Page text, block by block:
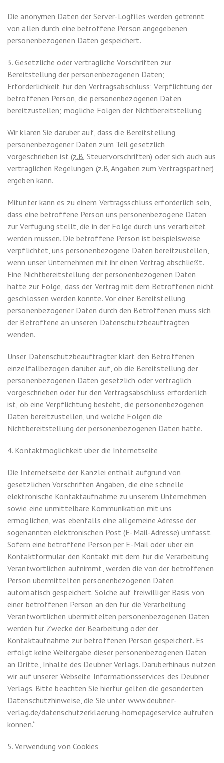
Die anonymen Daten der Server-Logfiles werden getrennt
von allen durch eine betroffene Person angegebenen
personenbezogenen Daten gespeichert.
3. Gesetzliche oder vertragliche Vorschriften zur
Bereitstellung der personenbezogenen Daten;
Erforderlichkeit für den Vertragsabschluss; Verpflichtung der
betroffenen Person, die personenbezogenen Daten
bereitzustellen; mögliche Folgen der Nichtbereitstellung
Wir klären Sie darüber auf, dass die Bereitstellung
personenbezogener Daten zum Teil gesetzlich
vorgeschrieben ist (z.B. Steuervorschriften) oder sich auch aus
vertraglichen Regelungen (z.B.Angaben zum Vertragspartner)
ergeben kann.
Mitunter kann es zu einem Vertragsschluss erforderlich sein,
dass eine betroffene Person uns personenbezogene Daten
zur Verfügung stellt, die in der Folge durch uns verarbeitet
werden müssen. Die betroffene Person ist beispielsweise
verpflichtet, uns personenbezogene Daten bereitzustellen,
wenn unser Unternehmen mit ihr einen Vertrag abschließt.
Eine Nichtbereitstellung der personenbezogenen Daten
hätte zur Folge, dass der Vertrag mit dem Betroffenen nicht
geschlossen werden könnte. Vor einer Bereitstellung
personenbezogener Daten durch den Betroffenen muss sich
der Betroffene an unseren Datenschutzbeauftragten
wenden.
Unser Datenschutzbeauftragter klärt den Betroffenen
einzelfallbezogen darüber auf, ob die Bereitstellung der
personenbezogenen Daten gesetzlich oder vertraglich
vorgeschrieben oder für den Vertragsabschluss erforderlich
ist, ob eine Verpflichtung besteht, die personenbezogenen
Daten bereitzustellen, und welche Folgen die
Nichtbereitstellung der personenbezogenen Daten hätte.
4. Kontaktmöglichkeit über die Internetseite
Die Internetseite der Kanzlei enthält aufgrund von
gesetzlichen Vorschriften Angaben, die eine schnelle
elektronische Kontaktaufnahme zu unserem Unternehmen
sowie eine unmittelbare Kommunikation mit uns
ermöglichen, was ebenfalls eine allgemeine Adresse der
sogenannten elektronischen Post (E-Mail-Adresse) umfasst.
Sofern eine betroffene Person per E-Mail oder über ein
Kontaktformular den Kontakt mit dem für die Verarbeitung
Verantwortlichen aufnimmt, werden die von der betroffenen
Person übermittelten personenbezogenen Daten
automatisch gespeichert. Solche auf freiwilliger Basis von
einer betroffenen Person an den für die Verarbeitung
Verantwortlichen übermittelten personenbezogenen Daten
werden für Zwecke der Bearbeitung oder der
Kontaktaufnahme zur betroffenen Person gespeichert. Es
erfolgt keine Weitergabe dieser personenbezogenen Daten
an Dritte.„Inhalte des Deubner Verlags. Darüberhinaus nutzen
wir auf unserer Webseite Informationsservices des Deubner
Verlags. Bitte beachten Sie hierfür gelten die gesonderten
Datenschutzhinweise, die Sie unter www.deubner-
verlag.de/datenschutzerklaerung-homepageservice aufrufen
können.“
5. Verwendung von Cookies